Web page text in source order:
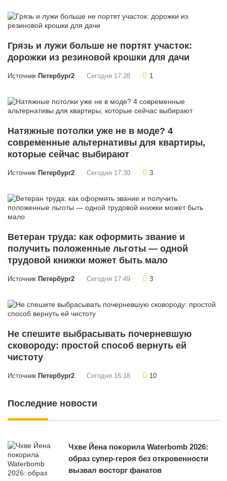
Грязь и лужи больше не портят участок:
дорожки из резиновой крошки для дачи
Источник Петербург2 Сегодня 17:28 1
Натяжные потолки уже не в моде? 4
современные альтернативы для квартиры,
которые сейчас выбирают
Источник Петербург2 Сегодня 17:30 3
Ветеран труда: как оформить звание и
получить положенные льготы — одной
трудовой книжки может быть мало
Источник Петербург2 Сегодня 17:49 3
Не спешите выбрасывать почерневшую
сковороду: простой способ вернуть ей
чистоту
Источник Петербург2 Сегодня 16:18 10
Последние новости
Чхве Йена покорила Waterbomb 2026:
образ супер-героя без откровенности
вызвал восторг фанатов